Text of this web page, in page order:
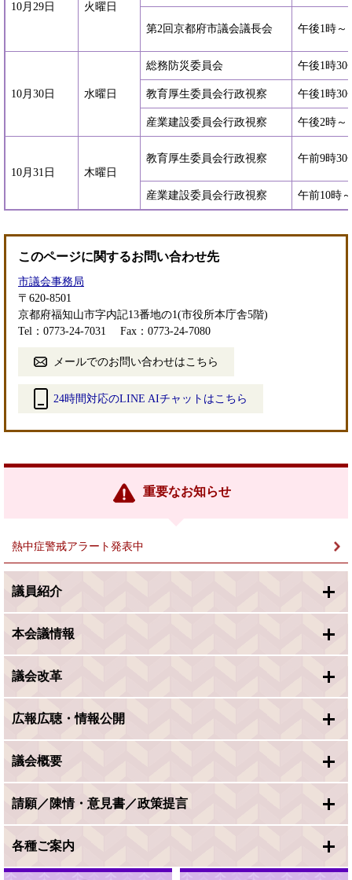
10月29日
火曜日
第2回京都府市議会議長会
午後1時～
10月30日 水曜日
総務防災委員会 午後1時30
教育厚生委員会行政視察 午後1時30
産業建設委員会行政視察 午後2時～
10月31日 木曜日
教育厚生委員会行政視察 午前9時30
産業建設委員会行政視察 午前10時～
このページに関するお問い合わせ先
市議会事務局
〒620-8501
京都府福知山市字内記13番地の1(市役所本庁舎5階)
Tel：0773-24-7031
Fax：0773-24-7080
メールでのお問い合わせはこちら
24時間対応のLINE AIチャットはこちら
リ
重要なお知らせ
熱中症警戒アラート発表中
議員紹介
本会議情報
議会改革
広報広聴・情報公開
議会概要
請願／陳情・意見書／政策提言
各種ご案内